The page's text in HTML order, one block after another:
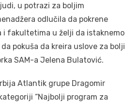
u potrazi za boljim
odlučila da pokrene
fakultetima u želji da istaknemo
pokuša da kreira uslove za bolji
SAM-a Jelena Bulatović.
Atlantik grupe Dragomir
“Najbolji program za